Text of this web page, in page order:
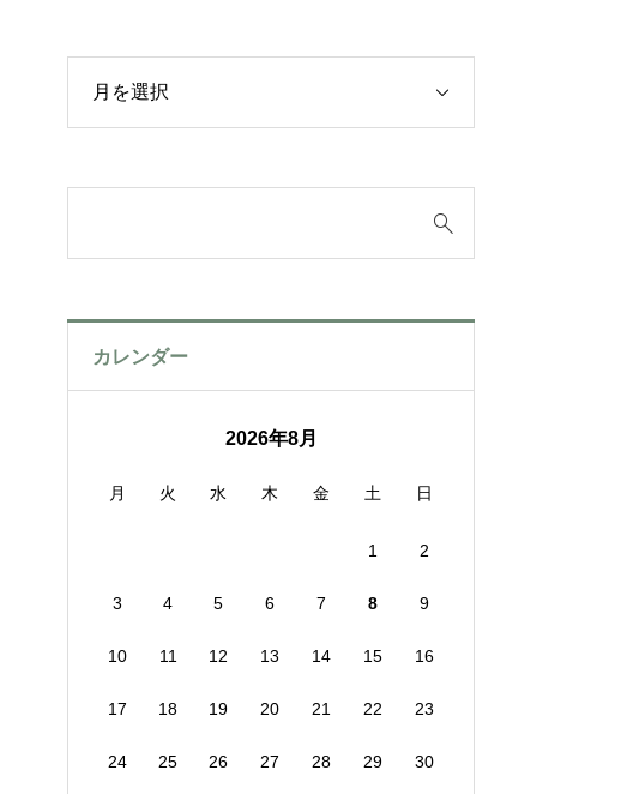
カレンダー
2026年8月
月 火 水 木 金 土 日
1 2
3 4 5 6 7 8 9
10 11 12 13 14 15 16
17 18 19 20 21 22 23
24 25 26 27 28 29 30